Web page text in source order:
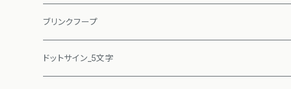
ブリンクフープ
ドットサイン_5文字